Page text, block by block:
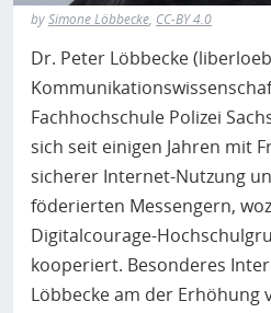
bySimone Löbbecke, CC-BY 4.0
Dr. Peter Löbbecke
Fachhochschule Polizei
sich seit einigen Jahren mit
sicherer Internet-Nutzung
föderierten Messengern,
Digitalcourage-
kooperiert. Besonderes
Löbbecke am der Erhöhung